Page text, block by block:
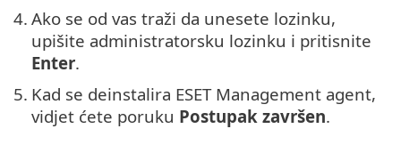
4. Ako se od vas traži da unesete lozinku,
upišite administratorsku lozinku i pritisnite
Enter.
5. Kad se deinstalira ESET Management agent,
vidjet ćete poruku Postupak završen.